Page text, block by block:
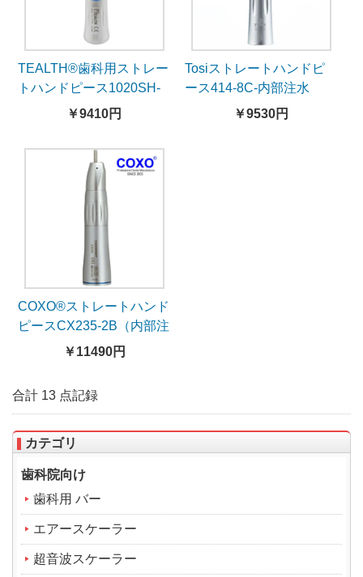
TEALTH®歯科用ストレー
トハンドピース1020SH-
内部注水￥9410円
Tosiストレートハンドピ
ース414-8C-内部注水
￥9530円
COXO®ストレートハンド
ピースCX235-2B（内部注
￥11490円
合計 13 点記録
カテゴリ
歯科院向け
歯科用 バー
エアースケーラー
超音波スケーラー